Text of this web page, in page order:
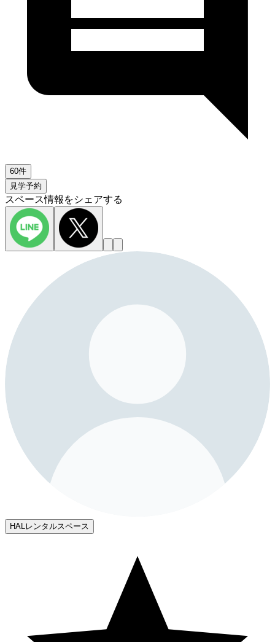
60件
見学予約
スペース情報をシェアする
HALレンタルスペース